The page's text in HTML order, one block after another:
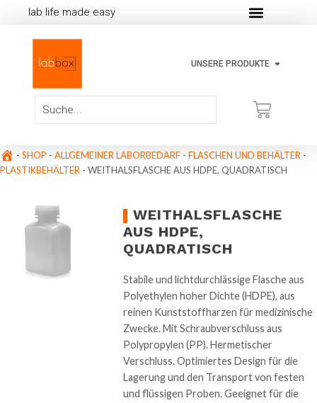
lab life made easy
UNSERE PRODUKTE
- SHOP - ALLGEMEINER LABORBEDARF - FLASCHEN UND BEHÄLTER -
PLASTIKBEHÄLTER - WEITHALSFLASCHE AUS HDPE, QUADRATISCH
WEITHALSFLASCHE
AUS HDPE,
QUADRATISCH
Stabile und lichtdurchlässige Flasche aus
Polyethylen hoher Dichte (HDPE), aus
reinen Kunststoffharzen für medizinische
Zwecke. Mit Schraubverschluss aus
Polypropylen (PP). Hermetischer
Verschluss. Optimiertes Design für die
Lagerung und den Transport von festen
und flüssigen Proben. Geeignet für die